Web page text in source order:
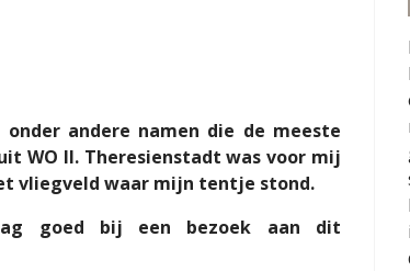
onder andere namen die de meeste
WO II. Theresienstadt was voor mij
vliegveld waar mijn tentje stond.
goed bij een bezoek aan dit